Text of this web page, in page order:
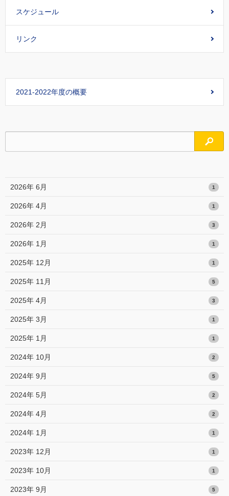
スケジュール
リンク
2021-2022年度の概要
検索
2026年 6月 1
2026年 4月 1
2026年 2月 3
2026年 1月 1
2025年 12月 1
2025年 11月 5
2025年 4月 3
2025年 3月 1
2025年 1月 1
2024年 10月 2
2024年 9月 5
2024年 5月 2
2024年 4月 2
2024年 1月 1
2023年 12月 1
2023年 10月 1
2023年 9月 5